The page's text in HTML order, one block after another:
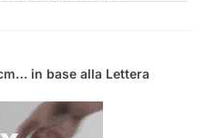
in base alla Lettera